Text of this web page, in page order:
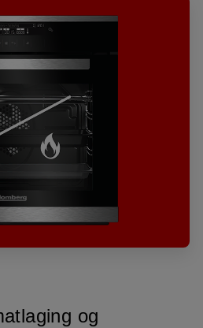
og